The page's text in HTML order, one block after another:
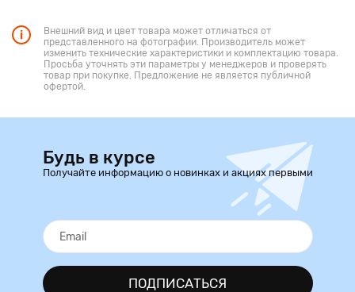
Внешний вид и цвет товара может отличаться от
представленного на фотографии. Производитель может
изменить технические характеристики и комплектацию товара.
Просьба уточнять эти параметры у менеджеров и проверять
товар при покупке. Предложение не является публичной
офертой.
Будь в курсе
Получайте информацию о новинках и акциях первыми
ПОДПИСАТЬСЯ